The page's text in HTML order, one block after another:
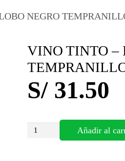
NEGRO
VINO TINTO –
S/31.50
VINO
Añadir al